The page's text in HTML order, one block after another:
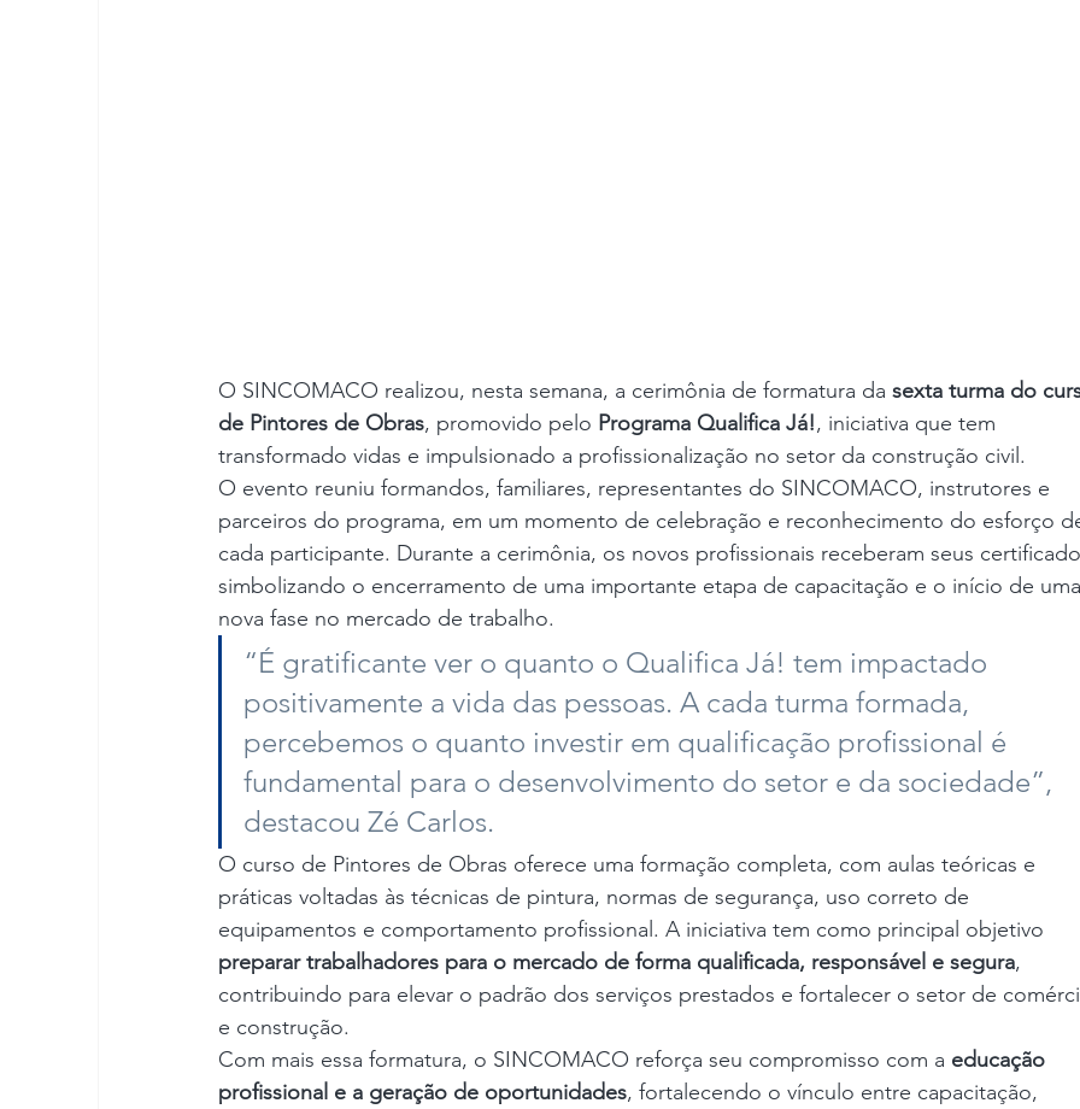
O SINCOMACO realizou, nesta semana, a cerimônia de formatura da sexta turma do
de Pintores de Obras, promovido pelo Programa Qualifica Já!, iniciativa que tem
transformado vidas e impulsionado a profissionalização no setor da construção civil.
O evento reuniu formandos, familiares, representantes do SINCOMACO, instrutores e
parceiros do programa, em um momento de celebração e reconhecimento do esforço
cada participante. Durante a cerimônia, os novos profissionais receberam seus
simbolizando o encerramento de uma importante etapa de capacitação e o início de
nova fase no mercado de trabalho.
“É gratificante ver o quanto o Qualifica Já! tem impactado
positivamente a vida das pessoas. A cada turma formada,
percebemos o quanto investir em qualificação profissional é
fundamental para o desenvolvimento do setor e da sociedade”,
destacou Zé Carlos.
O curso de Pintores de Obras oferece uma formação completa, com aulas teóricas e
práticas voltadas às técnicas de pintura, normas de segurança, uso correto de
equipamentos e comportamento profissional. A iniciativa tem como principal objetivo
preparar trabalhadores para o mercado de forma qualificada, responsável e segura,
contribuindo para elevar o padrão dos serviços prestados e fortalecer o setor de
e construção.
Com mais essa formatura, o SINCOMACO reforça seu compromisso com a educação
profissional e a geração de oportunidades, fortalecendo o vínculo entre capacitação,